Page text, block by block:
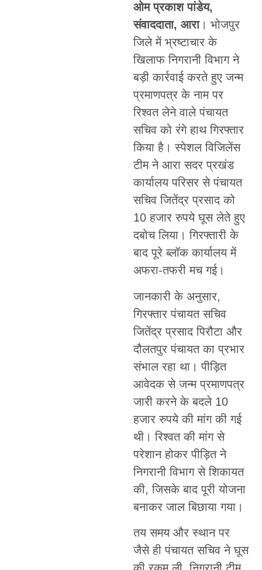
ओम प्रकाश पांडेय,
संवाददाता, आरा। भोजपुर
जिले में भ्रष्टाचार के
खिलाफ निगरानी विभाग ने
बड़ी कार्रवाई करते हुए जन्म
प्रमाणपत्र के नाम पर
रिश्वत लेने वाले पंचायत
सचिव को रंगे हाथ गिरफ्तार
किया है। स्पेशल विजिलेंस
टीम ने आरा सदर प्रखंड
कार्यालय परिसर से पंचायत
सचिव जितेंद्र प्रसाद को
10 हजार रुपये घूस लेते हुए
दबोच लिया। गिरफ्तारी के
बाद पूरे ब्लॉक कार्यालय में
अफरा-तफरी मच गई।
जानकारी के अनुसार,
गिरफ्तार पंचायत सचिव
जितेंद्र प्रसाद पिरौटा और
दौलतपुर पंचायत का प्रभार
संभाल रहा था। पीड़ित
आवेदक से जन्म प्रमाणपत्र
जारी करने के बदले 10
हजार रुपये की मांग की गई
थी। रिश्वत की मांग से
परेशान होकर पीड़ित ने
निगरानी विभाग से शिकायत
की, जिसके बाद पूरी योजना
बनाकर जाल बिछाया गया।
तय समय और स्थान पर
जैसे ही पंचायत सचिव ने घूस